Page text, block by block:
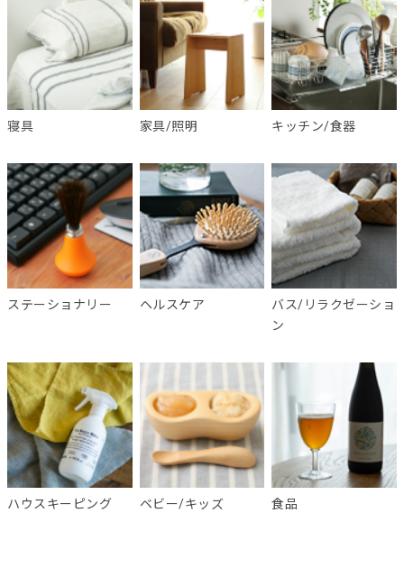
寝具 家具/照明 キッチン/食器
ステーショナリー ヘルスケア
バス/リラクゼーショ
ン
ハウスキーピング ベビー/キッズ 食品